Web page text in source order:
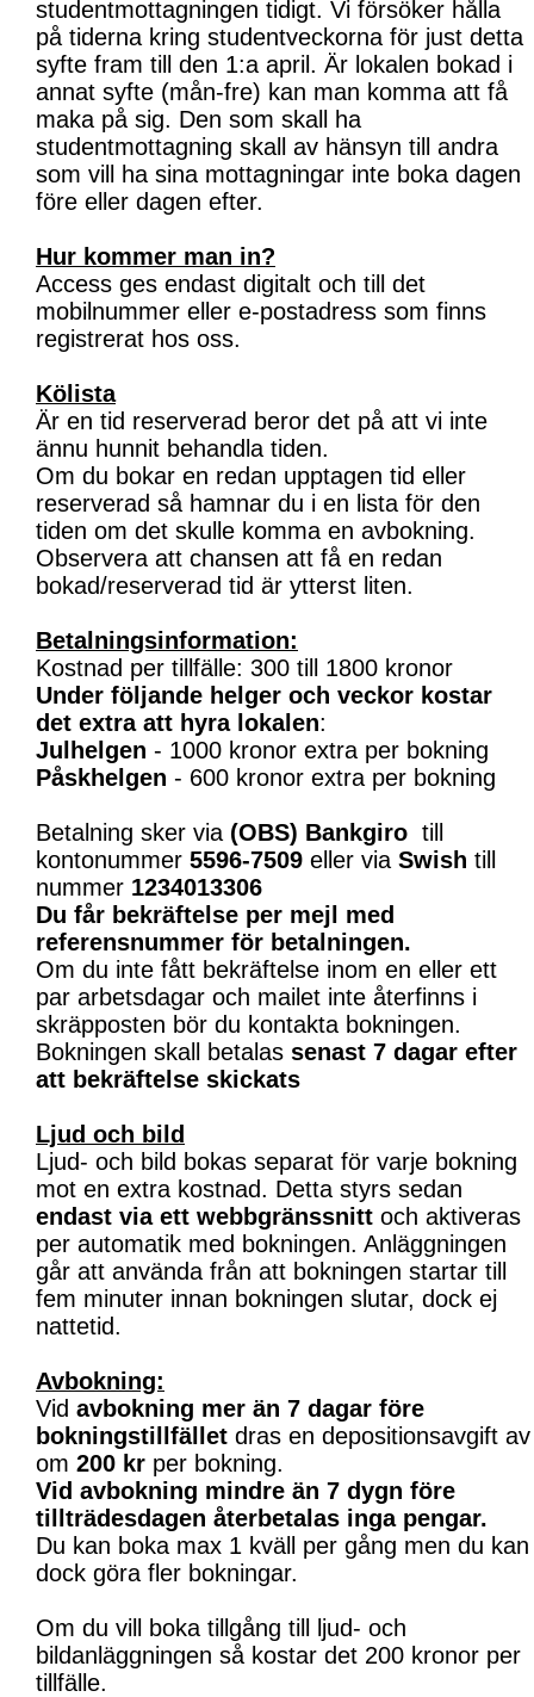
studentmottagningen tidigt. Vi försöker hålla
på tiderna kring studentveckorna för just detta
syfte fram till den 1:a april. Är lokalen bokad i
annat syfte (mån-fre) kan man komma att få
maka på sig. Den som skall ha
studentmottagning skall av hänsyn till andra
som vill ha sina mottagningar inte boka dagen
före eller dagen efter.
Hur kommer man in?
Access ges endast digitalt och till det
mobilnummer eller e-postadress som finns
registrerat hos oss.
Kölista
Är en tid reserverad beror det på att vi inte
ännu hunnit behandla tiden.
Om du bokar en redan upptagen tid eller
reserverad så hamnar du i en lista för den
tiden om det skulle komma en avbokning.
Observera att chansen att få en redan
bokad/reserverad tid är ytterst liten.
Betalningsinformation:
Kostnad per tillfälle: 300 till 1800 kronor
Under följande helger och veckor kostar
det extra att hyra lokalen:
Julhelgen - 1000 kronor extra per bokning
Påskhelgen - 600 kronor extra per bokning
Betalning sker via (OBS) Bankgiro till
kontonummer 5596-7509 eller via Swish till
nummer 1234013306
Du får bekräftelse per mejl med
referensnummer för betalningen.
Om du inte fått bekräftelse inom en eller ett
par arbetsdagar och mailet inte återfinns i
skräpposten bör du kontakta bokningen.
Bokningen skall betalas senast 7 dagar efter
att bekräftelse skickats
Ljud och bild
Ljud- och bild bokas separat för varje bokning
mot en extra kostnad. Detta styrs sedan
endast via ett webbgränssnitt och aktiveras
per automatik med bokningen. Anläggningen
går att använda från att bokningen startar till
fem minuter innan bokningen slutar, dock ej
nattetid.
Avbokning:
Vid avbokning mer än 7 dagar före
bokningstillfället dras en depositionsavgift av
om 200 kr per bokning.
Vid avbokning mindre än 7 dygn före
tillträdesdagen återbetalas inga pengar.
Du kan boka max 1 kväll per gång men du kan
dock göra fler bokningar.
Om du vill boka tillgång till ljud- och
bildanläggningen så kostar det 200 kronor per
tillfälle.